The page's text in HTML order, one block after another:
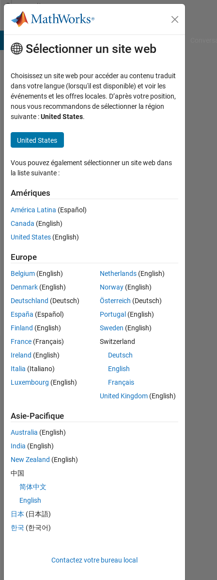
Passer au contenu
Community
Profile
Shane
Dept.
of
Navy
-
NAVAIR
depuis
Followers:
0
Follow
Message
Tableau de bord
Statistiques
CONTRIBUTIONS L
-2
-1
1
3
7
8
Sélectionner un site web
Choisissez un site web pour accéder au contenu traduit
dans votre langue (lorsqu'il est disponible) et voir les
événements et les offres locales. D’après votre position,
nous vous recommandons de sélectionner la région
suivante :United States.
United States
Vous pouvez également sélectionner un site web dans
la liste suivante :
Amériques
América Latina (Español)
Canada (English)
United States (English)
Europe
Belgium (English)
Denmark (English)
Deutschland (Deutsch)
España (Español)
Finland (English)
France (Français)
Ireland (English)
Italia (Italiano)
Luxembourg (English)
Netherlands(English)
Norway(English)
Österreich (Deutsch)
Portugal (English)
Sweden (English)
Switzerland
Deutsch
English
Français
United Kingdom(English)
Asie-Pacifique
Australia (English)
India (English)
New Zealand (English)
中国
简体中文
English
日本 (日本語)
한국 (한국어)
Contactez votre bureau local